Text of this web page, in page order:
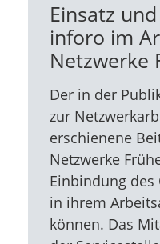
Einsatz
inforo im
Netzwerke
Der in der
zur
erschienene
Netzwerke
Einbindung
in ihrem
können. Das